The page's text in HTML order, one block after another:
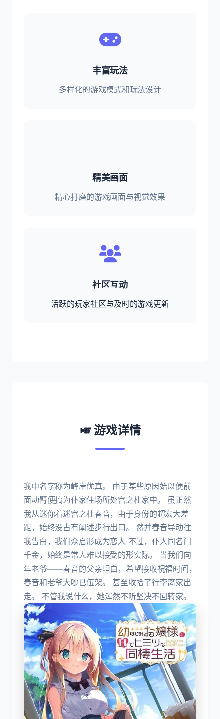
丰富玩法
多样化的游戏模式和玩法设计
精美画面
精心打磨的游戏画面与视觉效果
社区互动
活跃的玩家社区与及时的游戏更新
🎺 游戏详情
我中名字称为峰岸优真。 由于某些原因始以便前
面动臂便搞为仆家住场所处宫之杜家中。 虽正然
我从迷你着迷宫之杜春音，由于身份的超宏大差
距，始终没占有阐述步行出口。 然并春音导动往
我告白，我们众启形成为恋人 不过，仆人同名门
千金，始终是常人难以接受的形实际。 当我们向
年老爷——春音的父亲坦白，希望接收祝福时间，
春音和老爷大吵已伍架。 甚至收拾了行李离家出
走。 不管我说什么，她浑然不听坚决不回转家。